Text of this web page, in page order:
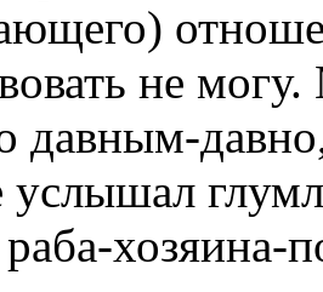
не
давным-
услышал
хозяина-